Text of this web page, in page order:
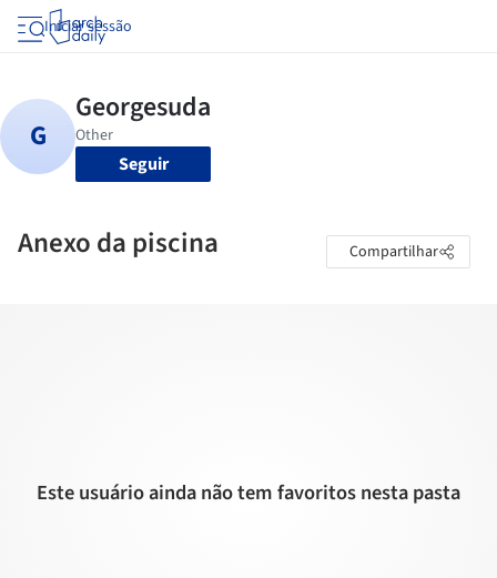
Iniciar sessão
Seguir
Anexo da piscina Compartilhar
Este usuário ainda não tem favoritos nesta pasta